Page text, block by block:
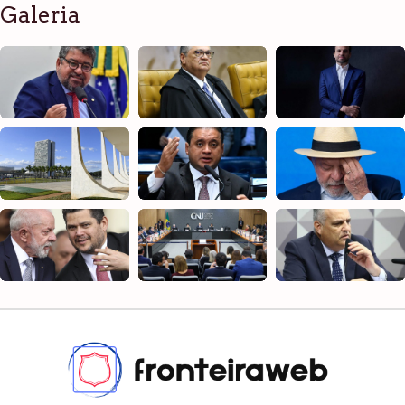
Galeria